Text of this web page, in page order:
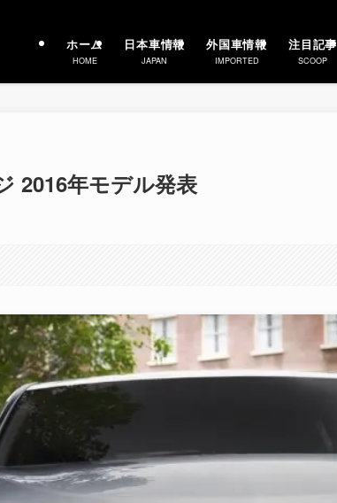
ホーム
HOME
日本車情報
JAPAN
外国車情報
IMPORTED
注目記事
SCOOP
2016年モデル発表